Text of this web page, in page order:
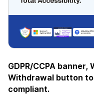
GDPR/CCPA banner,
Withdrawal button
compliant.